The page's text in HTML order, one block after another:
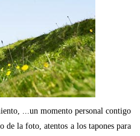
...un momento personal contigo
la foto, atentos a los tapones para